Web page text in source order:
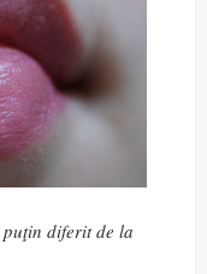
diferit de la